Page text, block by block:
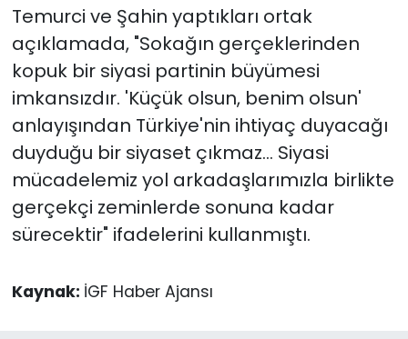
Temurci ve Şahin yaptıkları ortak
açıklamada, "Sokağın gerçeklerinden
kopuk bir siyasi partinin büyümesi
imkansızdır. 'Küçük olsun, benim olsun'
anlayışından Türkiye'nin ihtiyaç duyacağı
duyduğu bir siyaset çıkmaz... Siyasi
mücadelemiz yol arkadaşlarımızla birlikte
gerçekçi zeminlerde sonuna kadar
sürecektir" ifadelerini kullanmıştı.
Kaynak: İGF Haber Ajansı